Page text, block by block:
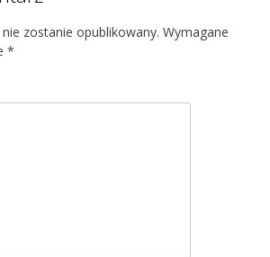
zostanie opublikowany. Wymagane
*